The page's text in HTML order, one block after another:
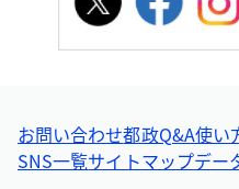
お問い合わせ都政Q&A使い
SNS一覧サイトマップデー